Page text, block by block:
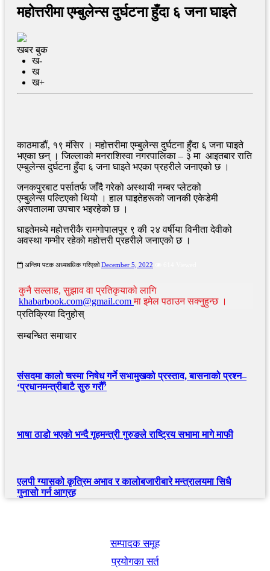
महोत्तरीमा एम्बुलेन्स दुर्घटना हुँदा ६ जना घाइते
खबर बुक
ख-
ख
ख+
काठमाडौं, १९ मंसिर । महोत्तरीमा एम्बुलेन्स दुर्घटना हुँदा ६ जना घाइते
भएका छन् । जिल्लाको मनराशिस्वा नगरपालिका – ३ मा आइतबार राति
एम्बुलेन्स दुर्घटना हुँदा ६ जना घाइते भएका प्रहरीले जनाएको छ ।
जनकपुरबाट पर्सातर्फ जाँदै गरेको अस्थायी नम्बर प्लेटको
एम्बुलेन्स पल्टिएको थियो । हाल घाइतेहरूको जानकी एकेडेमी
अस्पतालमा उपचार भइरहेको छ ।
घाइतेमध्ये महोत्तरीकै रामगोपालपुर ९ की २४ वर्षीया विनीता देवीको
अवस्था गम्भीर रहेको महोत्तरी प्रहरीले जनाएको छ ।
अन्तिम पटक अध्यावधिक गरिएको December 5, 2022
कुनै सल्लाह, सुझाव वा प्रतिकृयाको लागि
khabarbook.com@gmail.comमा इमेल पठाउन सक्नुहुन्छ ।
प्रतिक्रिया दिनुहोस्
सम्बन्धित समाचार
संसदमा कालो चस्मा निषेध गर्ने सभामुखको प्रस्ताव, बासनाको प्रश्न–
‘प्रधानमन्त्रीबाटै सुरु गरौँ’
भाषा ठाडो भएको भन्दै गृहमन्त्री गुरुङले राष्ट्रिय सभामा मागे माफी
एलपी ग्यासको कृत्रिम अभाव र कालोबजारीबारे मन्त्रालयमा सिधै
गुनासो गर्न आग्रह
सम्पादक समूह
प्रयोगका सर्त